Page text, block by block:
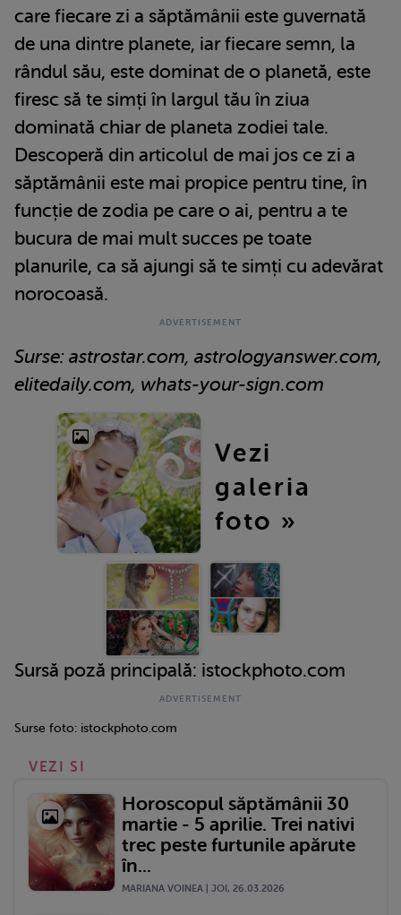
care fiecare zi a săptămânii este guvernată
de una dintre planete, iar fiecare semn, la
rândul său, este dominat de o planetă, este
firesc să te simți în largul tău în ziua
dominată chiar de planeta zodiei tale.
Descoperă din articolul de mai jos ce zi a
săptămânii este mai propice pentru tine, în
funcție de zodia pe care o ai, pentru a te
bucura de mai mult succes pe toate
planurile, ca să ajungi să te simți cu adevărat
norocoasă.
Surse: astrostar.com, astrologyanswer.com,
elitedaily.com, whats-your-sign.com
Vezi
galeria
foto »
Sursă poză principală: istockphoto.com
Surse foto: istockphoto.com
VEZI SI
Horoscopul săptămânii 30
martie - 5 aprilie. Trei nativi
trec peste furtunile apărute
în...
MARIANA VOINEA | JOI, 26.03.2026